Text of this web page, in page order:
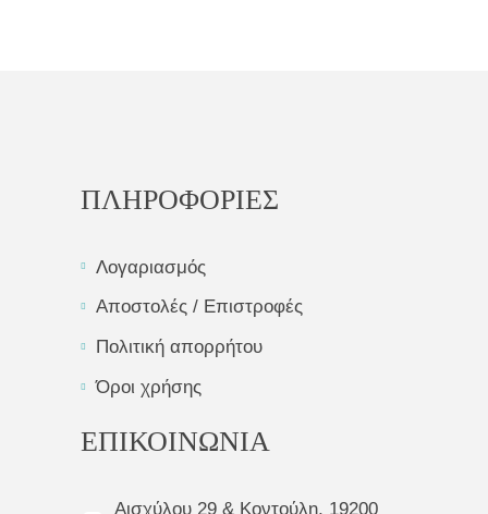
ΠΛΗΡΟΦΟΡΙΕΣ
Λογαριασμός
Αποστολές / Επιστροφές
Πολιτική απορρήτου
Όροι χρήσης
ΕΠΙΚΟΙΝΩΝΙΑ
Αισχύλου 29 & Κοντούλη, 19200